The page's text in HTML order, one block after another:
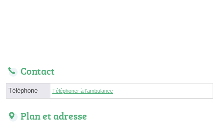
Contact
Téléphone Téléphoner à l'ambulance
Plan et adresse